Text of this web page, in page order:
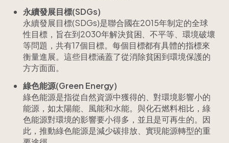
永續發展目標(SDGs)
永續發展目標(SDGs)是聯合國在2015年制定的全球
性目標，旨在到2030年解決貧困、不平等、環境破壞
等問題，共有17個目標。每個目標都有具體的指標來
衡量進展。這些目標涵蓋了從消除貧困到環境保護的
方方面面。
綠色能源(Green Energy)
綠色能源是指從自然資源中獲得的、對環境影響小的
能源，如太陽能、風能和水能。與化石燃料相比，綠
色能源對環境的影響要小得多，並且是可再生的。因
此，推動綠色能源是減少碳排放、實現能源轉型的重